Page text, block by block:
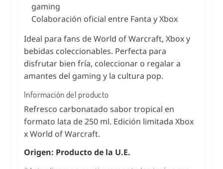
gaming
Colaboración oficial entre Fanta y Xbox
Ideal para fans de World of Warcraft, Xbox y
bebidas coleccionables. Perfecta para
disfrutar bien fría, coleccionar o regalar a
amantes del gaming y la cultura pop.
Información del producto
Refresco carbonatado sabor tropical en
formato lata de 250 ml. Edición limitada Xbox
x World of Warcraft.
Origen: Producto de la U.E.